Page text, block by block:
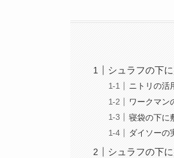
シュラフの下
ニトリの活
ワークマン
寝袋の下に
ダイソーの
シュラフの下